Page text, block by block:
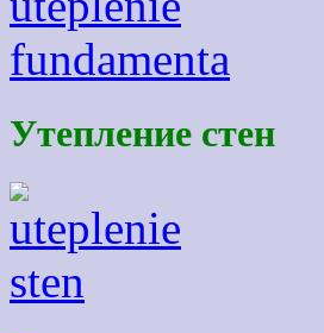
Утепление стен